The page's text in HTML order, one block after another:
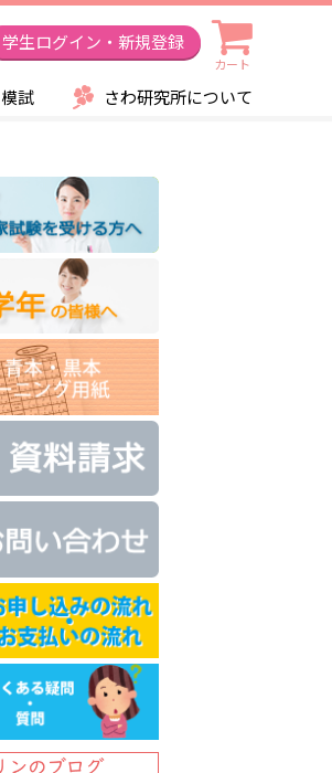
学生ログイン・新規登録
カート
模試 さわ研究所について